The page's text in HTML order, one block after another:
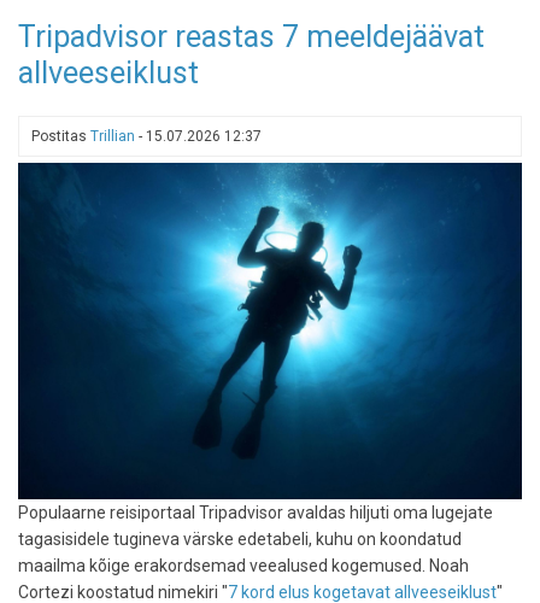
ujuvatest
minilinnadest:
on
Tripadvisor reastas 7 meeldejäävat
allveeseiklust
Postitas Trillian - 15.07.2026 12:37
Populaarne reisiportaal Tripadvisor avaldas hiljuti oma lugejate
tagasisidele tugineva värske edetabeli, kuhu on koondatud
maailma kõige erakordsemad veealused kogemused. Noah
Cortezi koostatud nimekiri "7 kord elus kogetavat allveeseiklust"